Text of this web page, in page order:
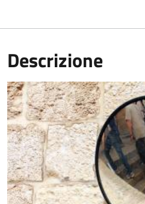
Descrizione